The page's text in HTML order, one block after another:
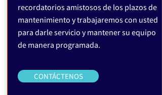
recordatorios amistosos de los plazos de
mantenimiento y trabajaremos con usted
para darle servicio y mantener su equipo
de manera programada.
CONTÁCTENOS